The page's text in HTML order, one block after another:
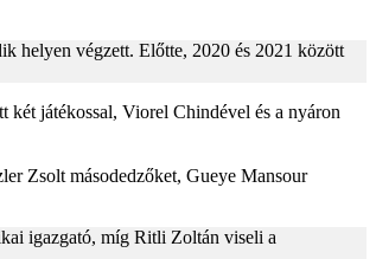
helyen végzett. Előtte, 2020 és 2021 között
két játékossal, Viorel Chindével és a nyáron
Zsolt másodedzőket, Gueye Mansour
igazgató, míg Ritli Zoltán viseli a